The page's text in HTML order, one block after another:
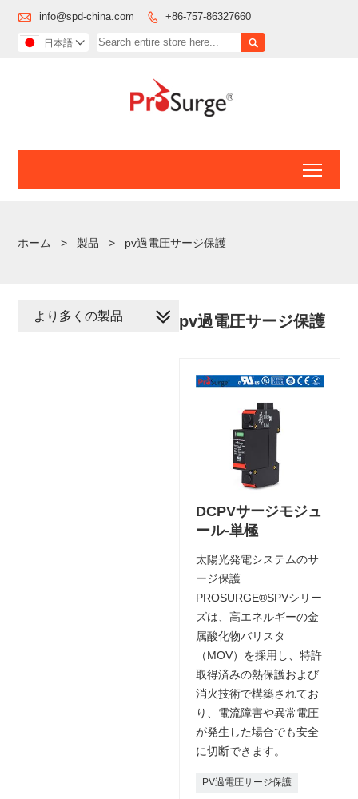
 info@spd-china.com  +86-757-86327660

日本語 
ホーム > 製品 > pv過電圧サージ保護
pv過電圧サージ保護
DCPVサージモジュ
ール-単極
太陽光発電システムのサ
ージ保護
PROSURGE®SPVシリー
ズは、高エネルギーの金
属酸化物バリスタ
（MOV）を採用し、特許
取得済みの熱保護および
消火技術で構築されてお
り、電流障害や異常電圧
が発生した場合でも安全
に切断できます。
PV過電圧サージ保護
より多くの製品